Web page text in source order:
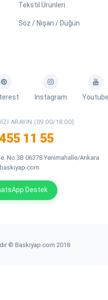
Tekstil Ürünleri
Söz / Nişan / Düğün
Instagram
ARAYIN (09:00/18:00)
11 55
No:3B 06378 Yenimahalle/Ankara
Destek
© Baskiyap.com 2018